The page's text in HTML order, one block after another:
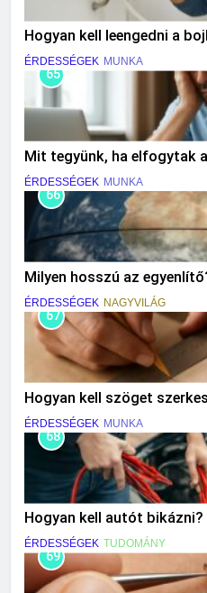
Hogyan kell leengedni a
ÉRDESSÉGEK MUNKA
65
Mit tegyünk, ha elfogytak
ÉRDESSÉGEK MUNKA
66
Milyen hosszú az
ÉRDESSÉGEK NAGYVILÁG
67
Hogyan kell szöget
ÉRDESSÉGEK MUNKA
68
Hogyan kell autót bikázni?
ÉRDESSÉGEK TUDOMÁNY
69